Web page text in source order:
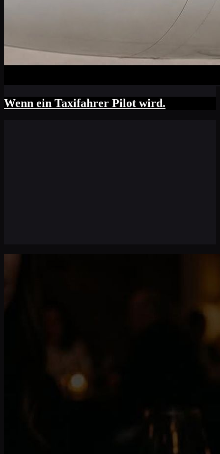
Wenn ein Taxifahrer Pilot wird.